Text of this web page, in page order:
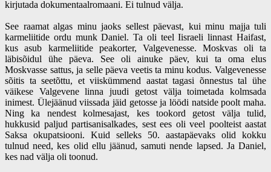
kirjutada dokumentaalromaani. Ei tulnud välja.
See raamat algas minu jaoks sellest päevast, kui minu majja tuli
karmeliitide ordu munk Daniel. Ta oli teel Iisraeli linnast Haifast,
kus asub karmeliitide peakorter, Valgevenesse. Moskvas oli ta
läbisõidul ühe päeva. See oli ainuke päev, kui ta oma elus
Moskvasse sattus, ja selle päeva veetis ta minu kodus. Valgevenesse
sõitis ta seetõttu, et viiskümmend aastat tagasi õnnestus tal ühe
väikese Valgevene linna juudi getost välja toimetada kolmsada
inimest. Ülejäänud viissada jäid getosse ja löödi natside poolt maha.
Ning ka nendest kolmesajast, kes tookord getost välja tulid,
hukkusid paljud partisanisalkades, sest ees oli veel poolteist aastat
Saksa okupatsiooni. Kuid selleks 50. aastapäevaks olid kokku
tulnud need, kes olid ellu jäänud, samuti nende lapsed. Ja Daniel,
kes nad välja oli toonud.